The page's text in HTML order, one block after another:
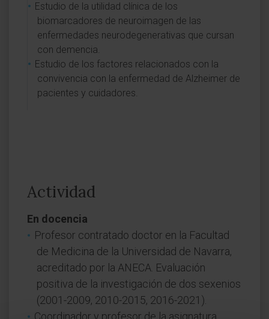
Estudio de la utilidad clínica de los
biomarcadores de neuroimagen de las
enfermedades neurodegenerativas que cursan
con demencia.
Estudio de los factores relacionados con la
convivencia con la enfermedad de Alzheimer de
pacientes y cuidadores.
Actividad
En docencia
Profesor contratado doctor en la Facultad
de Medicina de la Universidad de Navarra,
acreditado por la ANECA. Evaluación
positiva de la investigación de dos sexenios
(2001-2009, 2010-2015, 2016-2021).
Coordinador y profesor de la asignatura